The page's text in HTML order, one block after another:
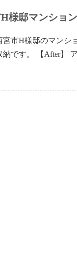
様邸マンショ
宮市H様邸のマンシ
納です。 【After】